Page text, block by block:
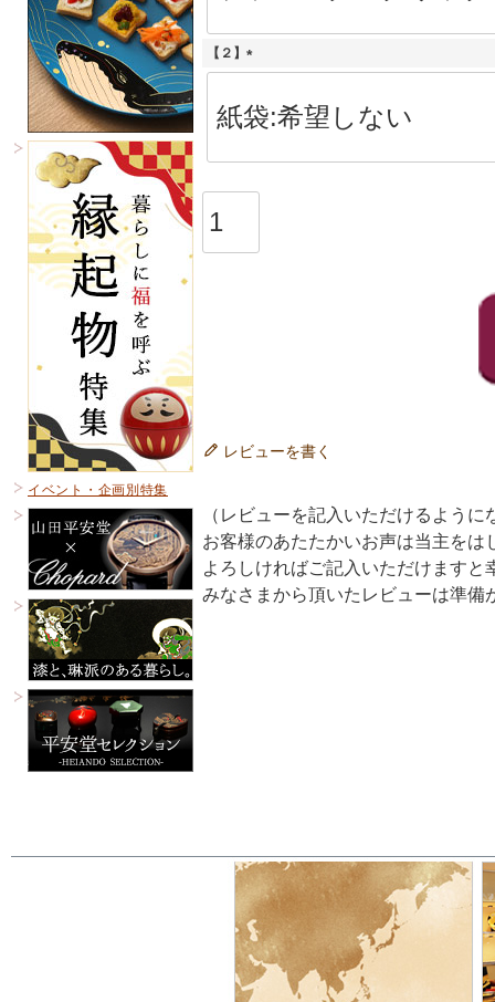
イベント・企画別特集
【２】
(
須
レビューを書く
（レビューを記入いただけるように
お客様のあたたかいお声は当主を
よろしければご記入いただけますと
みなさまから頂いたレビューは準備